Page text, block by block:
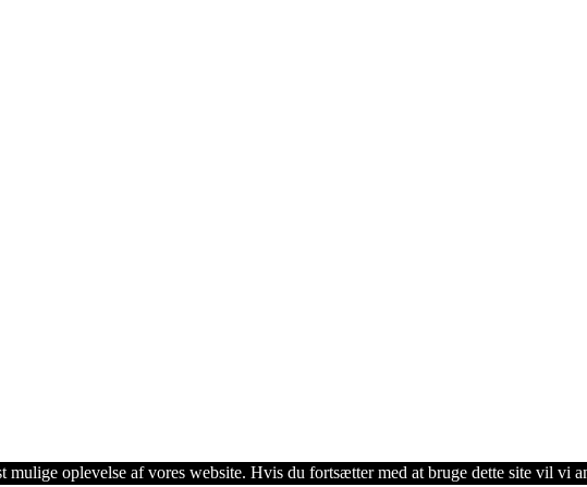
oplevelse af vores website. Hvis du fortsætter med at bruge dette site vil vi